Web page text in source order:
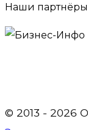
Наши
© 2013 - 2026